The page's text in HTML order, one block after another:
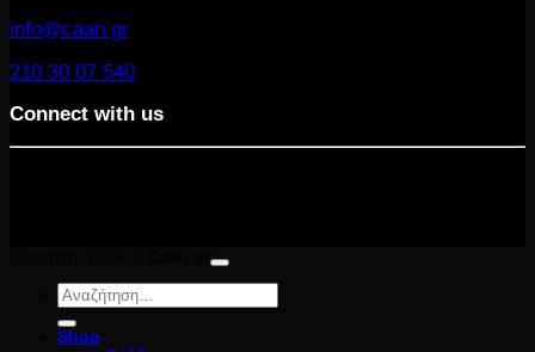
info@caan.gr
210 30 07 540
Connect with us
Αναζήτηση
για:
Shop